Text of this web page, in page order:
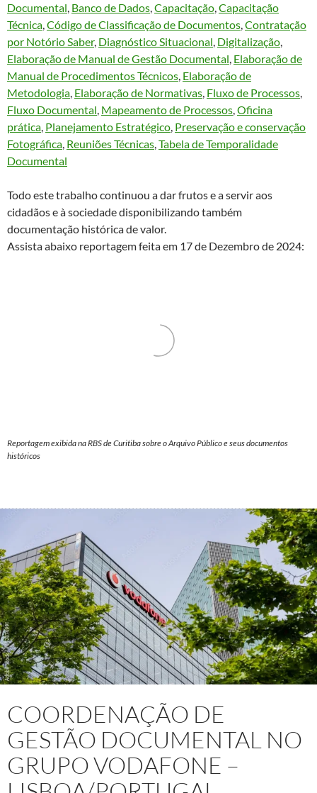
Documental, Banco de Dados, Capacitação, Capacitação
Técnica, Código de Classificação de Documentos, Contratação
por Notório Saber, Diagnóstico Situacional, Digitalização
Elaboração de Manual de Gestão Documental, Elaboração de
Manual de Procedimentos Técnicos, Elaboração de
Metodologia, Elaboração de Normativas, Fluxo de Processos
Fluxo Documental, Mapeamento de Processos, Oficina
prática, Planejamento Estratégico, Preservação e conservação
Fotográfica, Reuniões Técnicas, Tabela de Temporalidade
Documental
Todo este trabalho continuou a dar frutos e a servir aos
cidadãos e à sociedade disponibilizando também
documentação histórica de valor.
Assista abaixo reportagem feita em 17 de Dezembro de 2024:
Reportagem exibida na RBS de Curitiba sobre o Arquivo Público e seus documentos
históricos
COORDENAÇÃO DE
GESTÃO DOCUMENTAL NO
GRUPO VODAFONE –